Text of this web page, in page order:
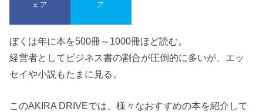
ェア
ア
ぼくは年に本を500冊～1000冊ほど読む。
経営者としてビジネス書の割合が圧倒的に多いが、エッ
セイや小説もたまに見る。
このAKIRA DRIVEでは、様々なおすすめの本を紹介して